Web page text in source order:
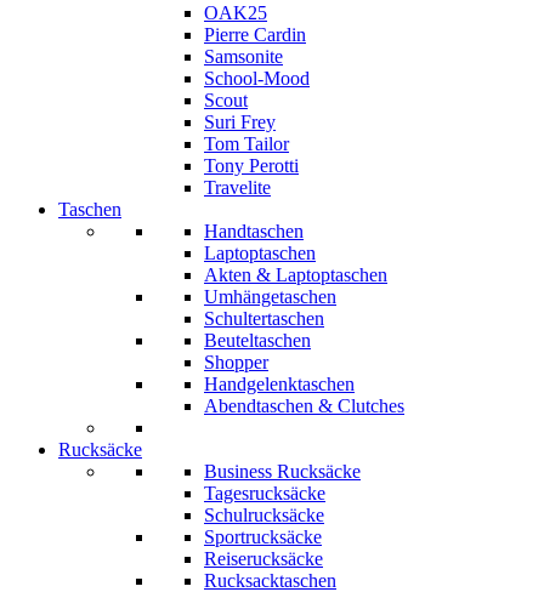
OAK25
Pierre Cardin
Samsonite
School-Mood
Scout
Suri Frey
Tom Tailor
Tony Perotti
Travelite
Taschen
Handtaschen
Laptoptaschen
Akten & Laptoptaschen
Umhängetaschen
Schultertaschen
Beuteltaschen
Shopper
Handgelenktaschen
Abendtaschen & Clutches
Rucksäcke
Business Rucksäcke
Tagesrucksäcke
Schulrucksäcke
Sportrucksäcke
Reiserucksäcke
Rucksacktaschen